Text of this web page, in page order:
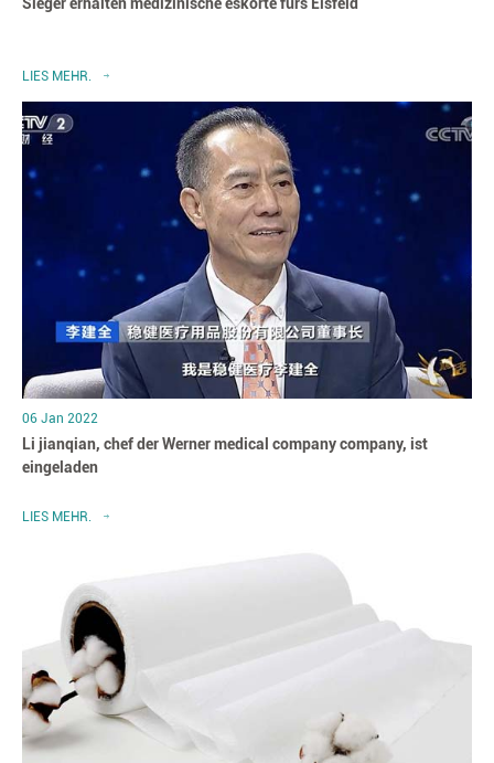
LIES MEHR.
06 Jan 2022
Li jianqian, chef der Werner medical company company, ist
eingeladen
LIES MEHR.